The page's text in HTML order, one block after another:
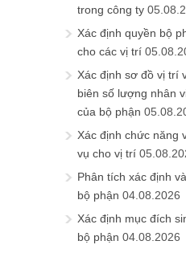
trong công ty
Xác định quyền bộ
cho các vị trí
Xác định sơ đồ vị trí
biên số lượng nhân
của bộ phận
Xác định chức năng
vụ cho vị trí
Phân tích xác định
bộ phận 04.08.2026
Xác định mục đích
bộ phận 04.08.2026